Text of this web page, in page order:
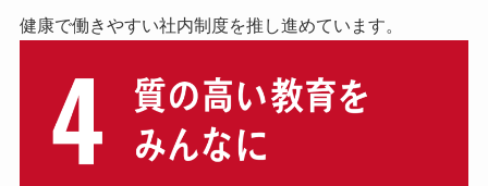
健康で働きやすい社内制度を推し進めています。